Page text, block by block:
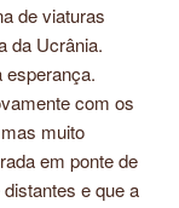
de viaturas
da Ucrânia.
esperança.
com os
muito
em ponte de
e que a